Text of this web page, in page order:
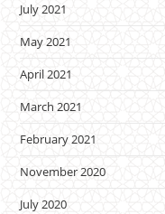
July 2021
May 2021
April 2021
March 2021
February 2021
November 2020
July 2020